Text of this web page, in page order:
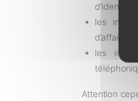
les
les
Attention